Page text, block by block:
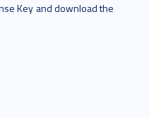
Key and download the